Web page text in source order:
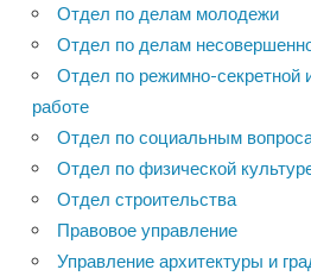
Отдел по делам молодежи
Отдел по делам
Отдел по режимно-секретной
работе
Отдел по социальным
Отдел по физической
Отдел строительства
Правовое управление
Управление архитектуры и